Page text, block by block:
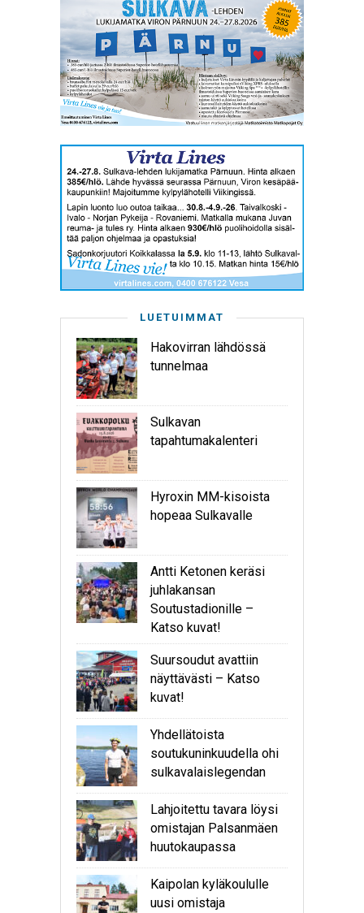
LUETUIMMAT
Hakovirran lähdössä
tunnelmaa
Sulkavan
tapahtumakalenteri
Hyroxin MM-kisoista
hopeaa Sulkavalle
Antti Ketonen keräsi
juhlakansan
Soutustadionille –
Katso kuvat!
Suursoudut avattiin
näyttävästi – Katso
kuvat!
Yhdellätoista
soutukuninkuudella ohi
sulkavalaislegendan
Lahjoitettu tavara löysi
omistajan Palsanmäen
huutokaupassa
Kaipolan kyläkoululle
uusi omistaja